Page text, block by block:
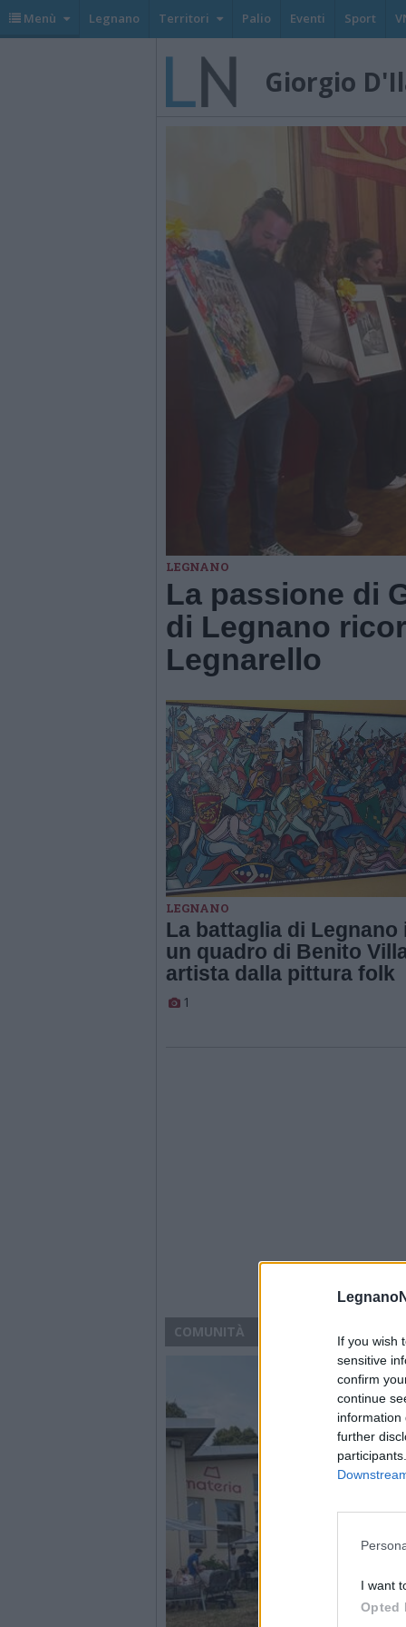
If you wish
sensitive
confirm
continue
information
further
I want
Opted
Menù Legnano Territori Palio Eventi Sport
Giorgio
LEGNANO
La passione di
di Legnano
Legnarello
LEGNANO
La battaglia di Legnano
un quadro di Benito
artista dalla pittura folk
1
COMUNITÀ